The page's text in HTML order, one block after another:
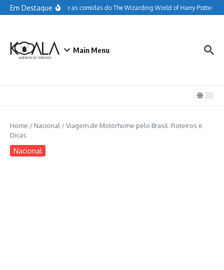
Ir para o conteúdo
Em DestaqueTudo sobre as comidas do The Wizarding World of Harry Potter
Main Menu
Home / Nacional /Viagem de Motorhome pelo Brasil: Roteiros e
Dicas
Nacional